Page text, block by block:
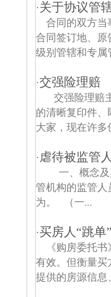
·关于协议管
合同的双方当
合同签订地、原
级别管辖和专属
·交强险理赔
交强险理赔
的清晰复印件
大家，现在许多
· 虐待被监管
一、概念及
管机构的监管人
为。 （一...
·买房人“跳单
《购房委托
有效。但衡量买
提供的房源信息